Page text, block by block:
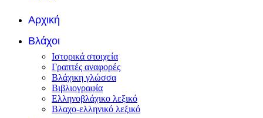
Αρχική
Βλάχοι
Ιστορικά στοιχεία
Γραπτές αναφορές
Βλάχικη γλώσσα
Βιβλιογραφία
Ελληνοβλάχικο λεξικό
Βλαχο-ελληνικό λεξικό